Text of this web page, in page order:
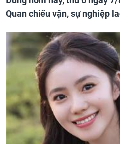
Quan chiếu vận, sự nghiệp